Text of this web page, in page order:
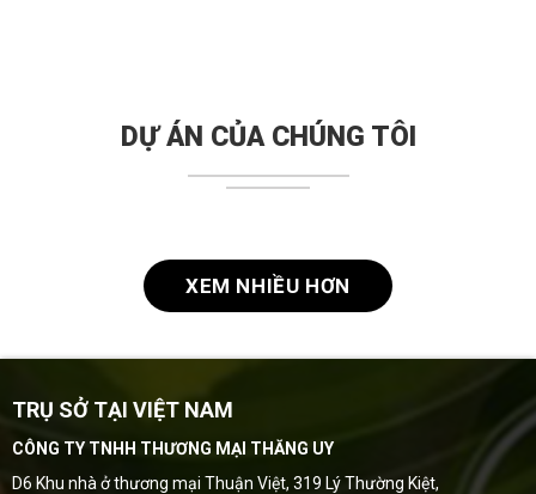
DỰ ÁN CỦA CHÚNG TÔI
XEM NHIỀU HƠN
TRỤ SỞ TẠI VIỆT NAM
CÔNG TY TNHH THƯƠNG MẠI THĂNG UY
D6 Khu nhà ở thương mại Thuận Việt, 319 Lý Thường Kiệt,